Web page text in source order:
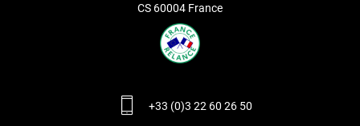
CS 60004 France
+33 (0)3 22 60 26 50